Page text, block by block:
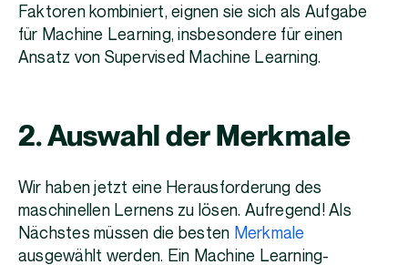
Faktoren kombiniert, eignen sie sich als Aufgabe
für Machine Learning, insbesondere für einen
Ansatz von Supervised Machine Learning.
2. Auswahl der Merkmale
Wir haben jetzt eine Herausforderung des
maschinellen Lernens zu lösen. Aufregend! Als
Nächstes müssen die besten Merkmale
ausgewählt werden. Ein Machine Learning-